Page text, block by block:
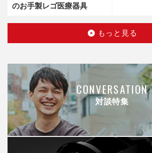
のお手製レゴ医療器具
もっと見る
CONVERSATION
対談特集